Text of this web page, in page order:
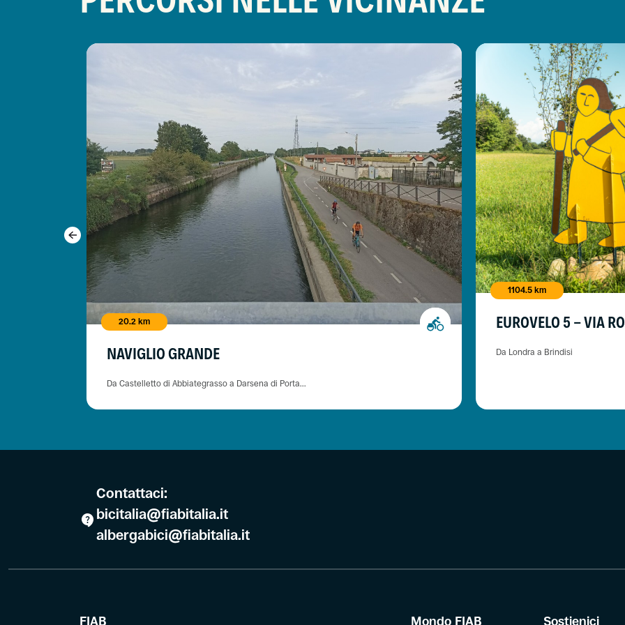
20.2 km
NAVIGLIO GRANDE
Da Castelletto di Abbiategrasso a Darsena di Porta...
1104.5 km
EUROVELO 5 - VIA
Da Londra a Brindisi
Contattaci:
bicitalia@fiabitalia.it
albergabici@fiabitalia.it
FIAB Mondo FIAB Sostienici